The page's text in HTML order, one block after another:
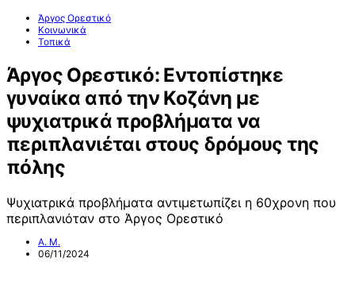
Άργος Ορεστικό
Κοινωνικά
Τοπικά
Άργος Ορεστικό: Εντοπίστηκε
γυναίκα από την Κοζάνη με
ψυχιατρικά προβλήματα να
περιπλανιέται στους δρόμους της
πόλης
Ψυχιατρικά προβλήματα αντιμετωπίζει η 60χρονη που
περιπλανιόταν στο Άργος Ορεστικό
Α. Μ.
06/11/2024